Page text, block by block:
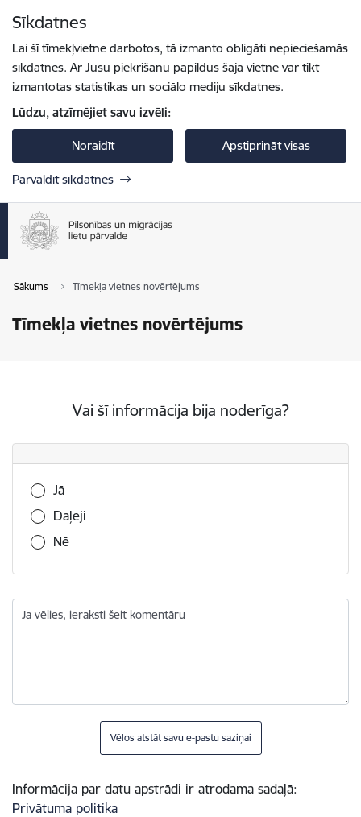
Sīkdatnes
Lai šī tīmekļvietne darbotos, tā izmanto obligāti nepieciešamās
sīkdatnes. Ar Jūsu piekrišanu papildus šajā vietnē var tikt
izmantotas statistikas un sociālo mediju sīkdatnes.
Lūdzu, atzīmējiet savu izvēli:
Noraidīt Apstiprināt visas
Pārvaldīt sīkdatnes
Sākums Tīmekļa vietnes novērtējums
Tīmekļa vietnes novērtējums
Vai šī informācija bija noderīga?
Vai šī informācija bija noderīga?
Jā
Daļēji
Nē
Ja vēlies, ieraksti šeit komentāru
Vēlos atstāt savu e-pastu saziņai
Informācija par datu apstrādi ir atrodama sadaļā:
Privātuma politika